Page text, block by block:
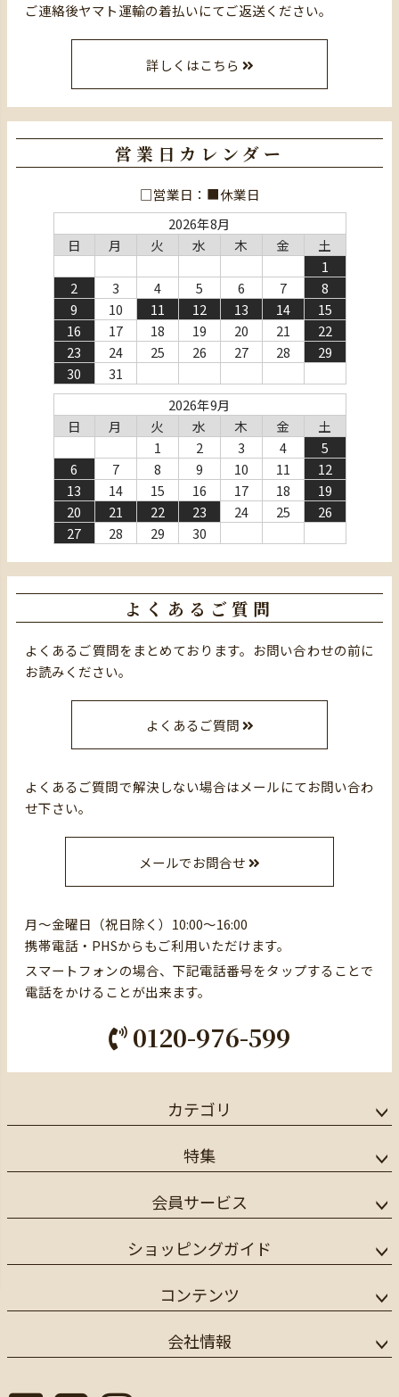
ご連絡後ヤマト運輸の着払いにてご返送ください。
詳しくはこちら
営業日カレンダー
□営業日：■休業日
2026年8月
日
月 火 水 木 金
土
1
2
3 4 5 6 7
8
9
10 11 12 13 14
15
16
17 18 19 20 21
22
23
24 25 26 27 28
29
30
31
2026年9月
日
月 火 水 木 金
土
1
2 3 4
5
6
7 8 9 10 11
12
13
14 15 16 17 18
19
20
21 22 23 24 25
26
27
28 29 30
よくあるご質問
よくあるご質問をまとめております。お問い合わせの前に
お読みください。
よくあるご質問
よくあるご質問で解決しない場合はメールにてお問い合わ
せ下さい。
メールでお問合せ
月～金曜日（祝日除く）10:00～16:00
携帯電話・PHSからもご利用いただけます。
スマートフォンの場合、下記電話番号をタップすることで
電話をかけることが出来ます。
0120-976-599
カテゴリ
特集
会員サービス
ショッピングガイド
コンテンツ
会社情報